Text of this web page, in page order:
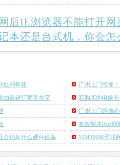
后IE浏览器不能打开网
本还是台式机，你会怎
处和坏处
广州上门维修
由器进行宽带共享
新购买的电脑
广州上门维修
有效解决
会损坏什么硬件设备
10M100M千兆